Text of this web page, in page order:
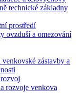
technické základny
prostředí
ovzduší a omezování
zástavby a
rozvoje venkova